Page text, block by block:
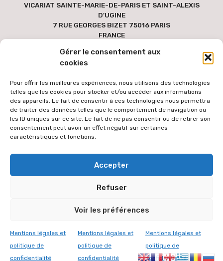
Gérer le consentement aux
cookies
Pour offrir les meilleures expériences, nous utilisons des technologies
telles que les cookies pour stocker et/ou accéder aux informations
des appareils. Le fait de consentir à ces technologies nous permettra
de traiter des données telles que le comportement de navigation ou
les ID uniques sur ce site. Le fait de ne pas consentir ou de retirer son
consentement peut avoir un effet négatif sur certaines
caractéristiques et fonctions.
Accepter
Refuser
Voir les préférences
Mentions légales et
politique de
confidentialité
Mentions légales et
politique de
confidentialité
Mentions légales et
politique de
confidentialité
VICARIAT SAINTE-MARIE-DE-PARIS ET SAINT-ALEXIS
D'UGINE
7 RUE GEORGES BIZET 75016 PARIS
FRANCE
Pour faciliter l'accès au site par le plus grand nombre, les textes
des versions étrangères sont générées via une extension de
française. Le texte traduit peut donc comporter des erreurs de
L'équipe éditoriale vous remercie de votre compréhension.
MENTIONS LÉGALES
CONTAC
Article ajouté au panier
0 Produit -0,00
Paiement